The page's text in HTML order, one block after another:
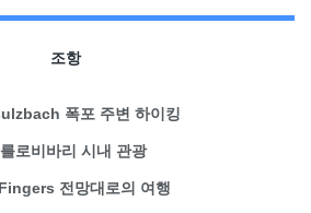
조항
폭포 주변 하이킹
로비바리 시내 관광
전망대로의 여행